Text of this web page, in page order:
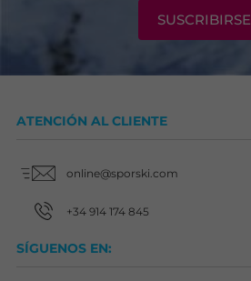
SUSCRIBIRSE
ATENCIÓN AL CLIENTE
online@sporski.com
+34 914 174 845
SÍGUENOS EN: